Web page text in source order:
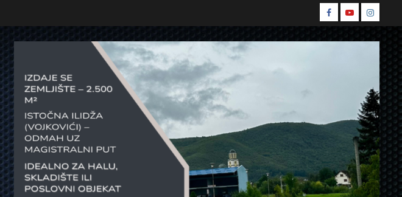
Spin
Facebook
Spin
Youtube
Spin